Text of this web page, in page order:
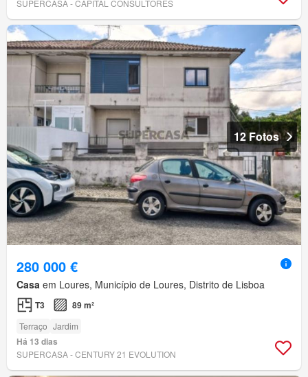
SUPERCASA - CAPITAL CONSULTORES
12 Fotos
280 000 €
Casa em Loures, Município de Loures, Distrito de Lisboa
T3 89 m²
Terraço Jardim
Há 13 dias
SUPERCASA - CENTURY 21 EVOLUTION